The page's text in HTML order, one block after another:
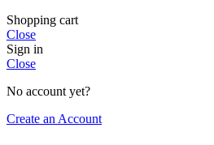
Shopping cart
Close
Sign in
Close
No account yet?
Create an Account